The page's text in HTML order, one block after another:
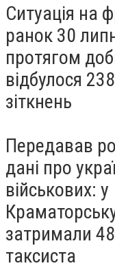
Ситуація на
ранок 30
протягом
відбулося
зіткнень
Передавав
дані про
військових: у
затримали
таксиста